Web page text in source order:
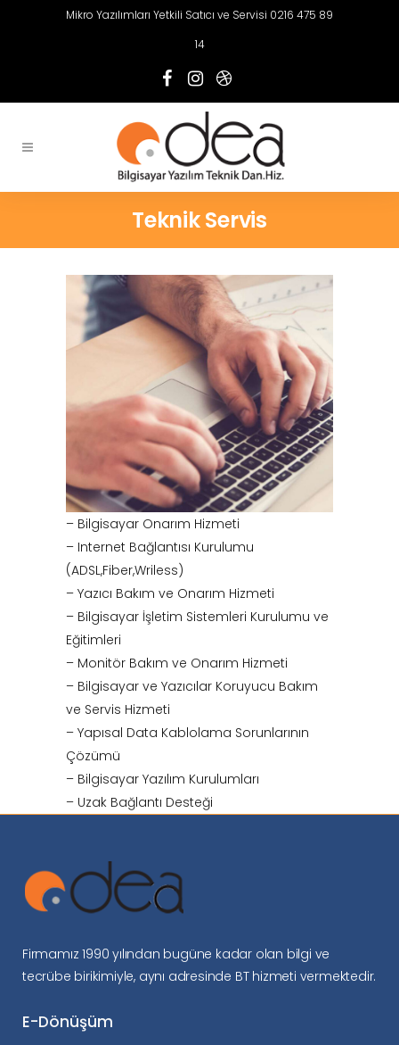
Mikro Yazılımları Yetkili Satıcı ve Servisi 0216 475 89
14
Teknik Servis
– Bilgisayar Onarım Hizmeti
– Internet Bağlantısı Kurulumu
(ADSL,Fiber,Wriless)
– Yazıcı Bakım ve Onarım Hizmeti
– Bilgisayar İşletim Sistemleri Kurulumu ve
Eğitimleri
– Monitör Bakım ve Onarım Hizmeti
– Bilgisayar ve Yazıcılar Koruyucu Bakım
ve Servis Hizmeti
– Yapısal Data Kablolama Sorunlarının
Çözümü
– Bilgisayar Yazılım Kurulumları
– Uzak Bağlantı Desteği
Firmamız 1990 yılından bugüne kadar olan bilgi ve
tecrübe birikimiyle, aynı adresinde BT hizmeti vermektedir.
E-Dönüşüm